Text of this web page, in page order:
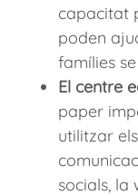
capacitat
poden
famílies
El centre
paper
utilitzar
socials, la